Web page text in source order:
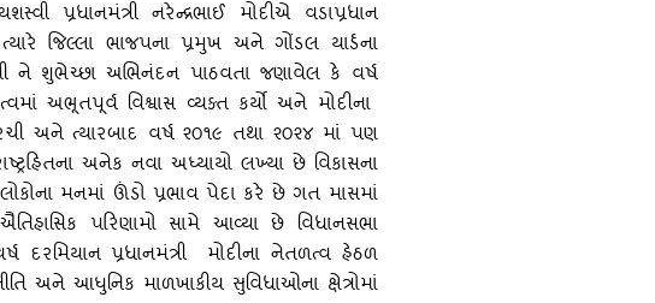
પ્રધાનમંત્રી નરેન્‍દ્રભાઈ મોદીએ વડાપ્રધાન
ત્‍યારે જિલ્લા ભાજપના પ્રમુખ અને ગોંડલ યાર્ડના
ને શુભેચ્‍છા અભિનંદન પાઠવતા જણાવેલ કે વર્ષ
અભૂતપૂર્વ વિશ્વાસ વ્‍યક્‍ત કર્યો અને મોદીના
અને ત્‍યારબાદ વર્ષ ૨૦૧૯ તથા ૨૦૨૪ માં પણ
અનેક નવા અધ્‍યાયો લખ્‍યા છે વિકાસના
મનમાં ઊંડો પ્રભાવ પેદા કરે છે ગત માસમાં
પરિણામો સામે આવ્‍યા છે વિધાનસભા
દરમિયાન પ્રધાનમંત્રી મોદીના નેતળત્‍વ હેઠળ
અને આધુનિક માળખાકીય સુવિધાઓના ક્ષેત્રોમાં